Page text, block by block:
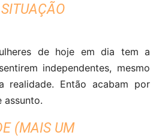
de hoje em dia tem a
independentes, mesmo
realidade. Então acabam por
assunto.
(MAIS UM